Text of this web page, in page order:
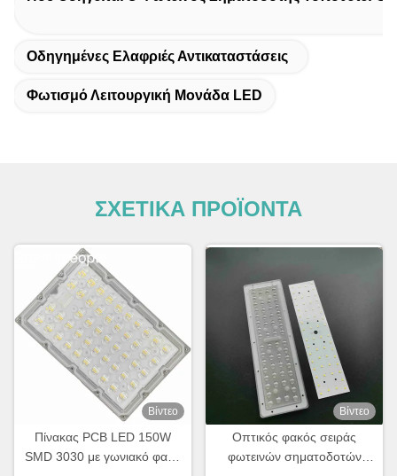
Οδηγημένες Ελαφριές Αντικαταστάσεις
Φωτισμό Λειτουργική Μονάδα LED
ΣΧΕΤΙΚΑ ΠΡΟΪΟΝΤΑ
Βίντεο
Πίνακας PCB LED 150W
SMD 3030 με γωνιακό φακό
Βίντεο
Οπτικός φακός σειράς
φωτεινών σηματοδοτών